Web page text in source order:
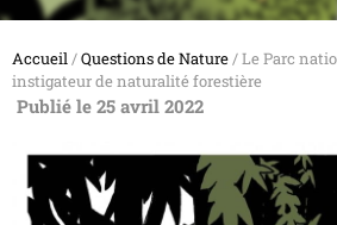
Accueil/Questions de Nature/ Le Parc
instigateur de naturalité forestière
Publié le 25 avril 2022